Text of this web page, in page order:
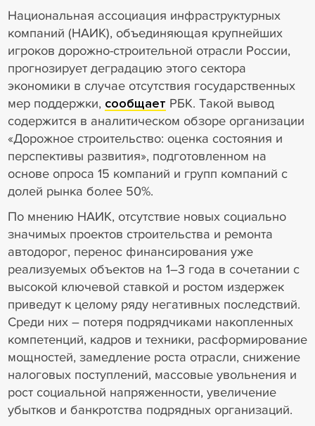
Национальная ассоциация инфраструктурных
компаний (НАИК), объединяющая крупнейших
игроков дорожно-строительной отрасли России,
прогнозирует деградацию этого сектора
экономики в случае отсутствия государственных
мер поддержки, сообщает РБК. Такой вывод
содержится в аналитическом обзоре организации
«Дорожное строительство: оценка состояния и
перспективы развития», подготовленном на
основе опроса 15 компаний и групп компаний с
долей рынка более 50%.
По мнению НАИК, отсутствие новых социально
значимых проектов строительства и ремонта
автодорог, перенос финансирования уже
реализуемых объектов на 1–3 года в сочетании с
высокой ключевой ставкой и ростом издержек
приведут к целому ряду негативных последствий.
Среди них – потеря подрядчиками накопленных
компетенций, кадров и техники, расформирование
мощностей, замедление роста отрасли, снижение
налоговых поступлений, массовые увольнения и
рост социальной напряженности, увеличение
убытков и банкротства подрядных организаций.